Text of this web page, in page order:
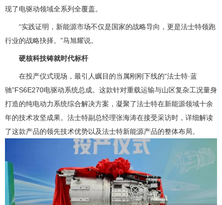
现了电驱动领域全系列全覆盖。
“实践证明，新能源市场不仅是国家的战略导向，更是法士特领跑
行业的战略抉择。”马旭耀说。
硬核科技铸就时代标杆
在投产仪式现场，最引人瞩目的当属刚刚下线的“法士特·蓝
驰”FS6E270电驱动系统总成。这款针对重载运输与山区复杂工况量身
打造的纯电动力系统综合解决方案，凝聚了法士特在新能源领域十余
年的技术攻坚成果。法士特副总经理张海涛在接受采访时，详细解读
了这款产品的领先技术优势以及法士特新能源产品的整体布局。